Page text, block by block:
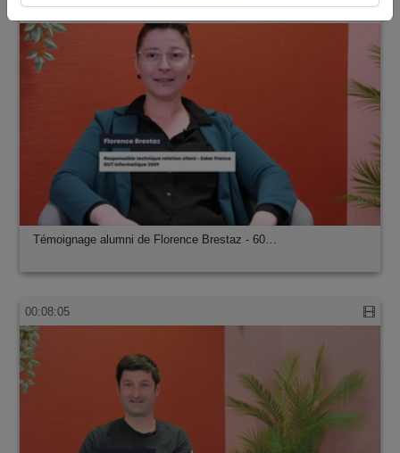
00:05:41
Témoignage alumni de Florence Brestaz - 60…
00:08:05